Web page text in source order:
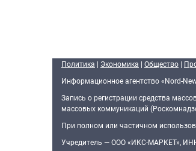
Политика | Экономика | Общество |
Информационное агентство «Nord-
Запись о регистрации средства
массовых коммуникаций
При полном или частичном
Учредитель — ООО «ИКС-МАРКЕТ»,